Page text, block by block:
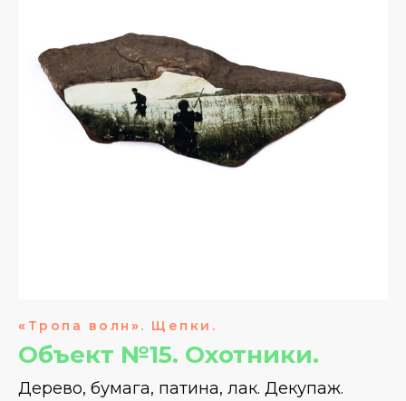
« Тропа волн » . Щепки.
Объект №15. Охотники.
Дерево, бумага, патина, лак. Декупаж.